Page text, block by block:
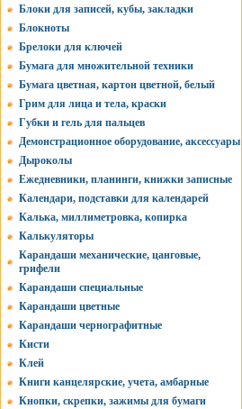
Блоки для записей, кубы, закладки
Блокноты
Брелоки для ключей
Бумага для множительной техники
Бумага цветная, картон цветной, белый
Грим для лица и тела, краски
Губки и гель для пальцев
Демонстрационное оборудование, аксессуары
Дыроколы
Ежедневники, планинги, книжки записные
Календари, подставки для календарей
Калька, миллиметровка, копирка
Калькуляторы
Карандаши механические, цанговые,
грифели
Карандаши специальные
Карандаши цветные
Карандаши чернографитные
Кисти
Клей
Книги канцелярские, учета, амбарные
Кнопки, скрепки, зажимы для бумаги